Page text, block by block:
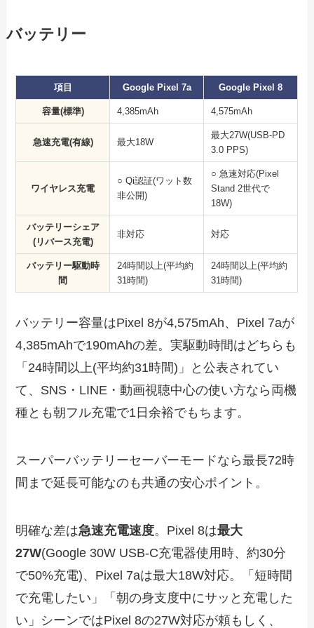
バッテリー
項目 Google Pixel 7a Google Pixel 8
容量(標準) 4,385mAh 4,575mAh
急速充電(有線) 最大18W
最大27W(USB-PD
3.0 PPS)
ワイヤレス充電
○ Qi認証(ワット数
非公開)
○ 急速対応(Pixel
Stand 2世代で
18W)
バッテリーシェア
(リバース充電)
非対応 対応
バッテリー駆動時
間
24時間以上(平均約
31時間)
24時間以上(平均約
31時間)
バッテリー容量はPixel 8が4,575mAh、Pixel 7aが
4,385mAhで190mAhの差。実駆動時間はどちらも
「24時間以上(平均約31時間)」と公表されてい
て、SNS・LINE・動画視聴中心の使い方なら両機
種とも朝フル充電で1日余裕でもちます。
スーパーバッテリーセーバーモードなら最長72時
間まで延長可能なのも共通の安心ポイント。
明確な差は急速充電速度。Pixel 8は最大
27W(Google 30W USB-C充電器使用時、約30分
で50%充電)、Pixel 7aは最大18W対応。「短時間
で充電したい」「朝の身支度中にサッと充電した
い」シーンではPixel 8の27W対応が頼もしく、